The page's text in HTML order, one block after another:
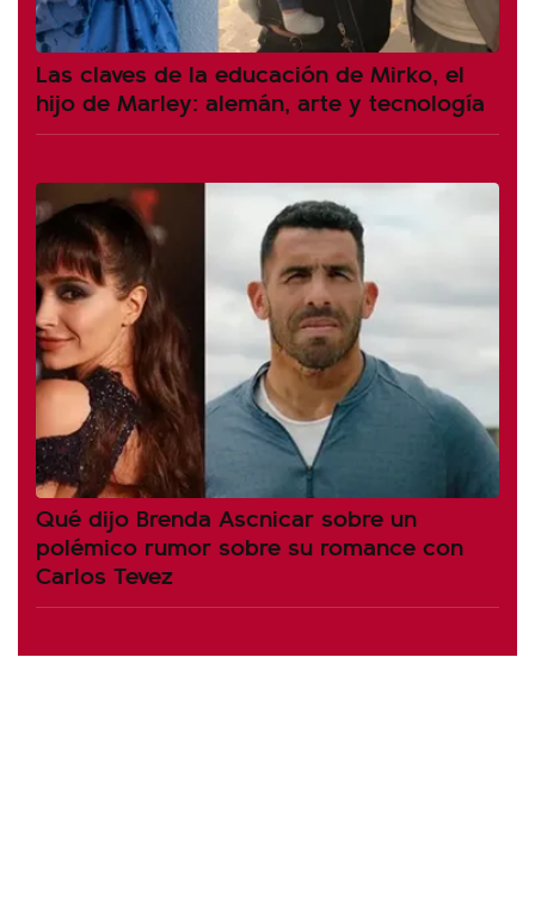
Las claves de la educación de Mirko, el
hijo de Marley: alemán, arte y tecnología
Qué dijo Brenda Ascnicar sobre un
polémico rumor sobre su romance con
Carlos Tevez